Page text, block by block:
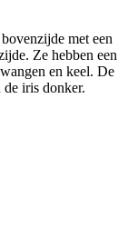
met een
Ze hebben een
en keel. De
iris donker.